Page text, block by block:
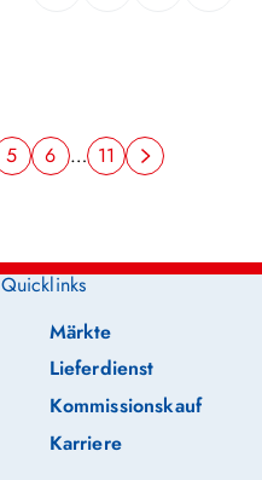
5 6 … 11
Quicklinks
Märkte
Lieferdienst
Kommissionskauf
Karriere